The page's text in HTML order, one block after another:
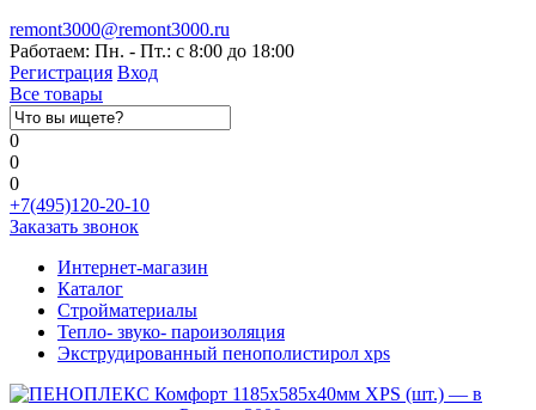
remont3000@remont3000.ru
Работаем: Пн. - Пт.: с 8:00 до 18:00
Регистрация Вход
Все товары
0
0
0
+7(495)120-20-10
Заказать звонок
Интернет-магазин
Каталог
Стройматериалы
Тепло- звуко- пароизоляция
Экструдированный пенополистирол xps